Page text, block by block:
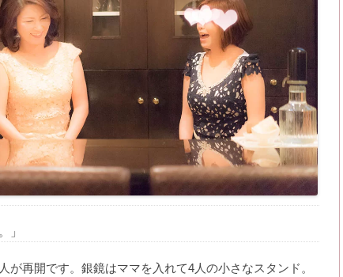
」
が再開です。銀鏡はママを入れて4人の小さなスタンド。